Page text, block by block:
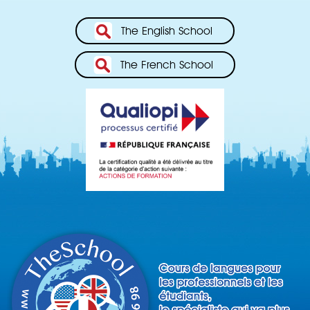
The English School
The French School